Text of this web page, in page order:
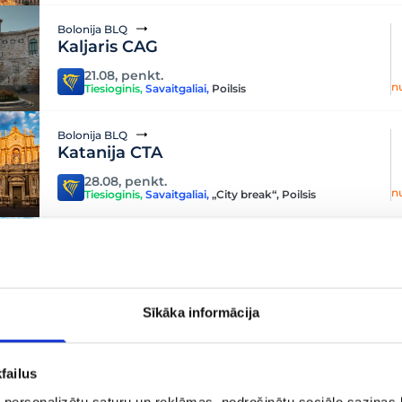
Sīkāka informācija
Bolonija BLQ
Kaljaris CAG
21.08, penkt.
Tiesioginis, Savaitgaliai, Poilsis
Bolonija BLQ
Katanija CTA
28.08, penkt.
Tiesioginis, Savaitgaliai, „City break“, Poilsis
23.08, sekm.
Bolonija BLQ